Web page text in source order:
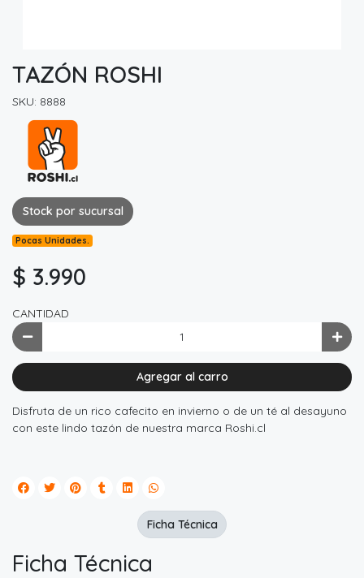
TAZÓN ROSHI
SKU: 8888
Stock por sucursal
Pocas Unidades.
$ 3.990
CANTIDAD
Agregar al carro
Disfruta de un rico cafecito en invierno o de un té al desayuno
con este lindo tazón de nuestra marca Roshi.cl
Ficha Técnica
Ficha Técnica